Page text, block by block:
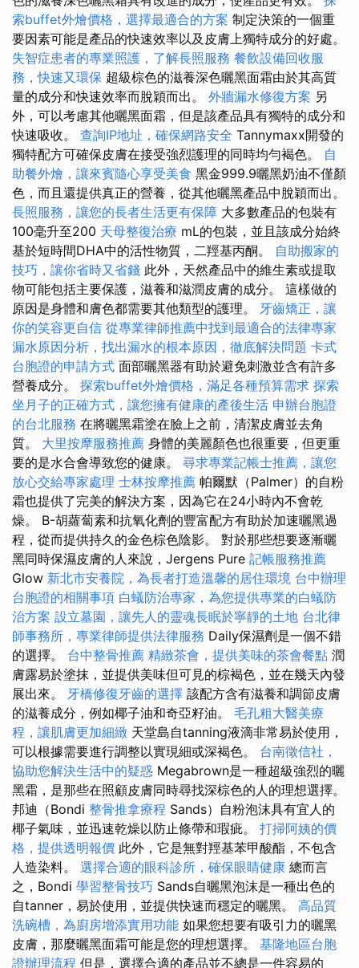
索buffet外燴價格，選擇最適合的方案 制定決策的一個重
要因素可能是產品的快速效率以及皮膚上獨特成分的好處。
失智症患者的專業照護，了解長照服務 餐飲設備回收服
務，快速又環保 超級棕色的滋養深色曬黑面霜由於其高質
量的成分和快速效率而脫穎而出。 外牆漏水修復方案 另
外，可以考慮其他曬黑面霜，但是該產品具有獨特的成分和
快速吸收。 查詢IP地址，確保網路安全 Tannymaxx開發的
獨特配方可確保皮膚在接受強烈護理的同時均勻褐色。 自
助餐外燴，讓來賓隨心享受美食 黑金999.9曬黑奶油不僅顏
色，而且還提供真正的營養，從其他曬黑產品中脫穎而出。
長照服務，讓您的長者生活更有保障 大多數產品的包裝有
100毫升至200 天母整復治療 mL的包裝，並且該成分始終
基於短時間DHA中的活性物質，二羥基丙酮。 自助搬家的
技巧，讓你省時又省錢 此外，天然產品中的維生素或提取
物可能包括主要保護，滋養和滋潤皮膚的成分。 這樣做的
原因是身體和膚色都需要其他類型的護理。 牙齒矯正，讓
你的笑容更自信 從專業律師推薦中找到最適合的法律專家
漏水原因分析，找出漏水的根本原因，徹底解決問題 卡式
台胞證的申請方式 面部曬黑器有助於避免刺激並含有許多
營養成分。 探索buffet外燴價格，滿足各種預算需求 探索
坐月子的正確方式，讓您擁有健康的產後生活 申辦台胞證
的台北服務 在將曬黑霜塗在臉上之前，清潔皮膚並去角
質。 大里按摩服務推薦 身體的美麗顏色也很重要，但更重
要的是水合會導致您的健康。 尋求專業記帳士推薦，讓您
放心交給專家處理 士林按摩推薦 帕爾默（Palmer）的自粉
霜也提供了完美的解決方案，因為它在24小時內不會乾
燥。 Β-胡蘿蔔素和抗氧化劑的豐富配方有助於加速曬黑過
程，從而提供持久的金色棕色陰影。 對於那些想要逐漸曬
黑同時保濕皮膚的人來說，Jergens Pure 記帳服務推薦
Glow 新北市安養院，為長者打造溫馨的居住環境 台中辦理
台胞證的相關事項 白蟻防治專家，為您提供專業的白蟻防
治方案 設立墓園，讓先人的靈魂長眠於寧靜的土地 台北律
師事務所，專業律師提供法律服務 Daily保濕劑是一個不錯
的選擇。 台中整骨推薦 精緻茶會，提供美味的茶會餐點 潤
膚露易於塗抹，並提供美味但可見的棕褐色，並在幾天內發
展出來。 牙橋修復牙齒的選擇 該配方含有滋養和調節皮膚
的滋養成分，例如椰子油和奇亞籽油。 毛孔粗大醫美療
程，讓肌膚更加細緻 天堂島自tanning液滴非常易於使用，
可以根據需要進行調整以實現細或深褐色。 台南徵信社，
協助您解決生活中的疑惑 Megabrown是一種超級強烈的曬
黑霜，是那些在照顧皮膚同時尋找深棕色的人的理想選擇。
邦迪（Bondi 整骨推拿療程 Sands）自粉泡沫具有宜人的
椰子氣味，並迅速乾燥以防止條帶和瑕疵。 打掃阿姨的價
格，提供透明報價 此外，它是無對羥基苯甲酸酯，不包含
人造染料。 選擇合適的眼科診所，確保眼睛健康 總而言
之，Bondi 學習整骨技巧 Sands自曬黑泡沫是一種出色的
自tanner，易於使用，並提供快速而穩定的曬黑。 高品質
洗碗槽，為廚房增添實用功能 如果您想要有吸引力的曬黑
皮膚，那麼曬黑面霜可能是您的理想選擇。 基隆地區台胞
證辦理流程 但是，選擇合適的產品並不總是一件容易的